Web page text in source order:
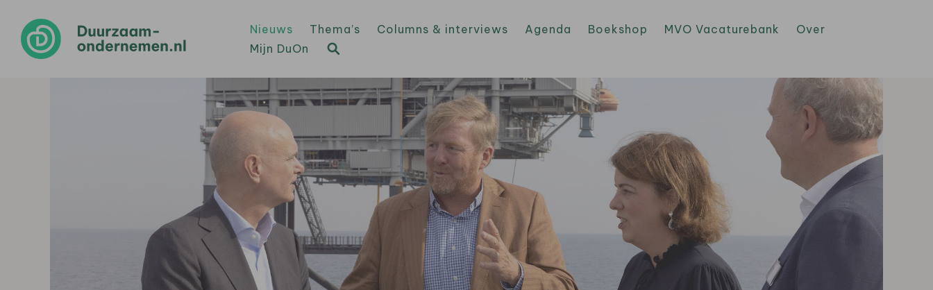
Nieuws Thema’s Columns & interviews Agenda Boekshop MVO Vacaturebank
Over
Mijn DuOn